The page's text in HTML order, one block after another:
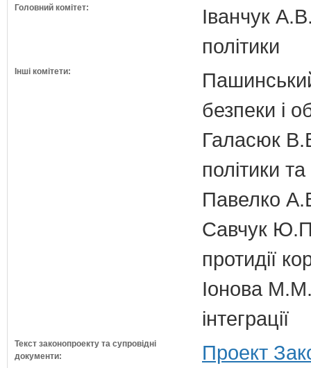
Головний комітет:
Іванчук
політики
Інші комітети:
безпеки і
Галасюк
політики
Павелко
Савчук Ю.П.
протидії
Іонова М.М.
інтеграції
Текст законопроекту та супровідні
документи:
Проект